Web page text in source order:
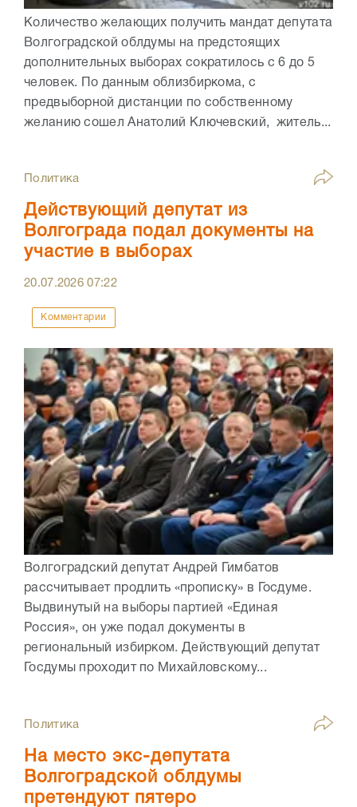
Количество желающих получить мандат депутата
Волгоградской облдумы на предстоящих
дополнительных выборах сократилось с 6 до 5
человек. По данным облизбиркома, с
предвыборной дистанции по собственному
желанию сошел Анатолий Ключевский, житель...
Политика
Действующий депутат из
Волгограда подал документы на
участие в выборах
20.07.202607:22
Комментарии
Волгоградский депутат Андрей Гимбатов
рассчитывает продлить «прописку» в Госдуме.
Выдвинутый на выборы партией «Единая
Россия», он уже подал документы в
региональный избирком. Действующий депутат
Госдумы проходит по Михайловскому...
Политика
На место экс-депутата
Волгоградской облдумы
претендуют пятеро